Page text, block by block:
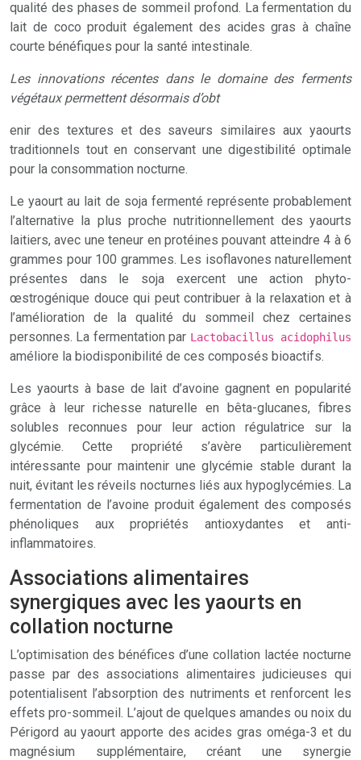
qualité des phases de sommeil profond. La fermentation du
lait de coco produit également des acides gras à chaîne
courte bénéfiques pour la santé intestinale.
Les innovations récentes dans le domaine des ferments
végétaux permettent désormais d’obt
enir des textures et des saveurs similaires aux yaourts
traditionnels tout en conservant une digestibilité optimale
pour la consommation nocturne.
Le yaourt au lait de soja fermenté représente probablement
l’alternative la plus proche nutritionnellement des yaourts
laitiers, avec une teneur en protéines pouvant atteindre 4 à 6
grammes pour 100 grammes. Les isoflavones naturellement
présentes dans le soja exercent une action phyto-
œstrogénique douce qui peut contribuer à la relaxation et à
l’amélioration de la qualité du sommeil chez certaines
personnes. La fermentation par Lactobacillus acidophilus
améliore la biodisponibilité de ces composés bioactifs.
Les yaourts à base de lait d’avoine gagnent en popularité
grâce à leur richesse naturelle en bêta-glucanes, fibres
solubles reconnues pour leur action régulatrice sur la
glycémie. Cette propriété s’avère particulièrement
intéressante pour maintenir une glycémie stable durant la
nuit, évitant les réveils nocturnes liés aux hypoglycémies. La
fermentation de l’avoine produit également des composés
phénoliques aux propriétés antioxydantes et anti-
inflammatoires.
Associations alimentaires
synergiques avec les yaourts en
collation nocturne
L’optimisation des bénéfices d’une collation lactée nocturne
passe par des associations alimentaires judicieuses qui
potentialisent l’absorption des nutriments et renforcent les
effets pro-sommeil. L’ajout de quelques amandes ou noix du
Périgord au yaourt apporte des acides gras oméga-3 et du
magnésium supplémentaire, créant une synergie